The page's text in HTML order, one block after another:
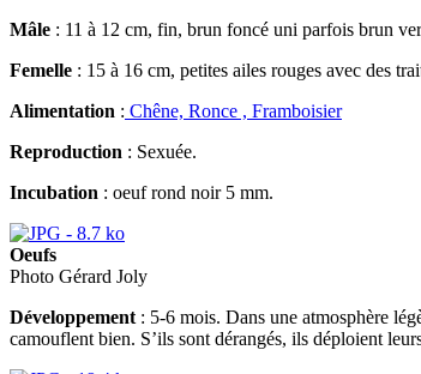
Mâle : 11 à 12 cm, fin, brun foncé uni parfois brun
Femelle : 15 à 16 cm, petites ailes rouges avec des
Alimentation : Chêne, Ronce , Framboisier
Reproduction : Sexuée.
Incubation : oeuf rond noir 5 mm.
Oeufs
Photo Gérard Joly
Développement : 5-6 mois. Dans une atmosphère
camouflent bien. S’ils sont dérangés, ils déploient